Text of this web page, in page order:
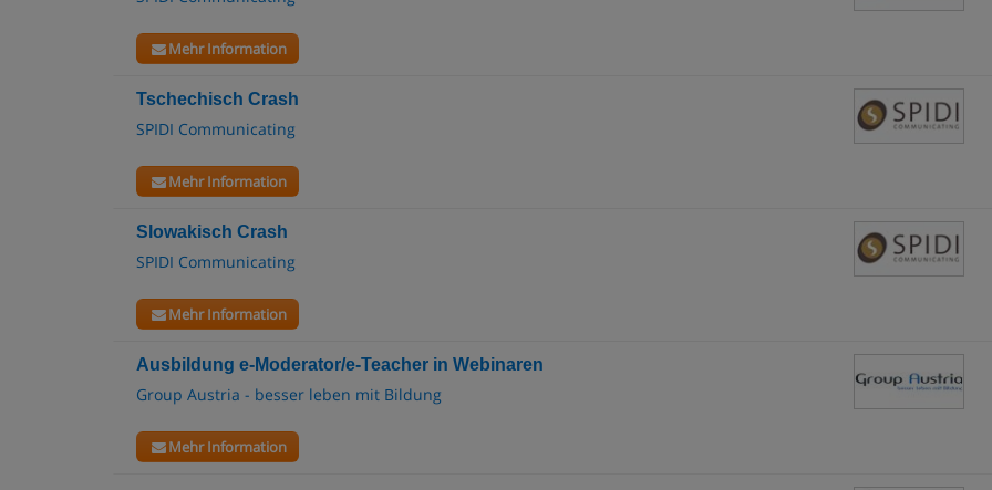
Mehr Information
Tschechisch Crash
SPIDI Communicating
Mehr Information
Slowakisch Crash
SPIDI Communicating
Mehr Information
Ausbildung e-Moderator/e-Teacher in Webinaren
Group Austria - besser leben mit Bildung
Mehr Information